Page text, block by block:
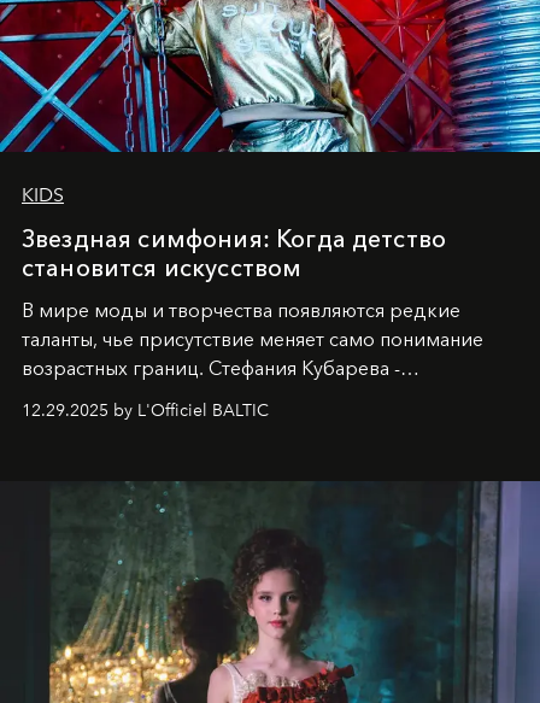
KIDS
Звездная симфония: Когда детство
становится искусством
В мире моды и творчества появляются редкие
таланты, чье присутствие меняет само понимание
возрастных границ. Стефания Кубарева -
десятилетняя обладательница невероятной
харизмы, чье имя уже украшает обложки
2025
и LUXIA June 2025, представляет собой
уникальное явление современной культуры.
12.29.2025 by L'Officiel BALTIC